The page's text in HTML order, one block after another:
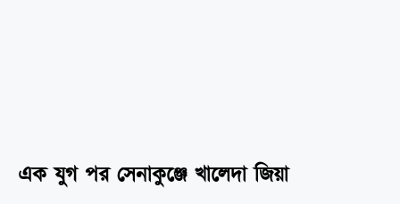
এক যুগ পর সেনাকুঞ্জে খালেদা জিয়া